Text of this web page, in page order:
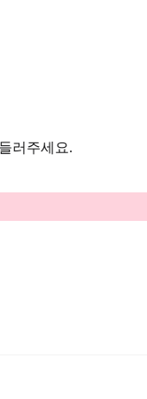
러주세요.